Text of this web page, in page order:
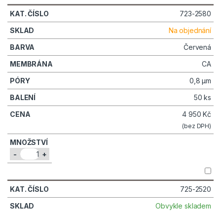
723-2580
Na objednání
Červená
CA
0,8 µm
50 ks
4 950Kč
(bez DPH)
- +
725-2520
Obvykle skladem